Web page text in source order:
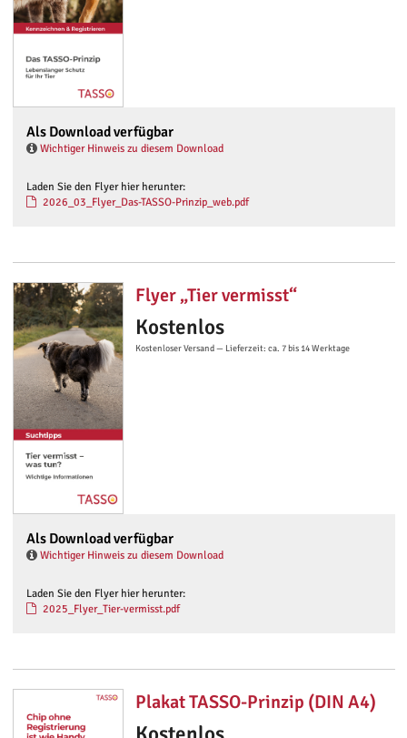
Als Download verfügbar
Wichtiger Hinweis zu diesem Download
Laden Sie den Flyer hier herunter:
2026_03_Flyer_Das-TASSO-Prinzip_web.pdf
Flyer „Tier vermisst“
Kostenlos
Kostenloser Versand — Lieferzeit: ca. 7 bis 14 Werktage
Als Download verfügbar
Wichtiger Hinweis zu diesem Download
Laden Sie den Flyer hier herunter:
2025_Flyer_Tier-vermisst.pdf
Plakat TASSO-Prinzip (DIN A4)